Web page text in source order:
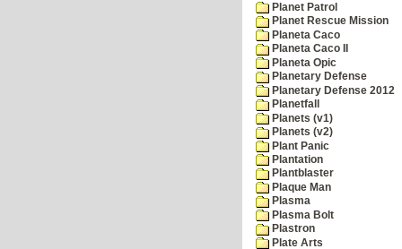
Planet Patrol
Planet Rescue Mission
Planeta Caco
Planeta Caco II
Planeta Opic
Planetary Defense
Planetary Defense 2012
Planetfall
Planets (v1)
Planets (v2)
Plant Panic
Plantation
Plantblaster
Plaque Man
Plasma
Plasma Bolt
Plastron
Plate Arts